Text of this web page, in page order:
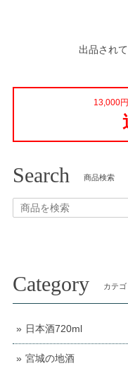
出品され
13,000
Search 商品検索
Category カテゴ
日本酒720ml
宮城の地酒